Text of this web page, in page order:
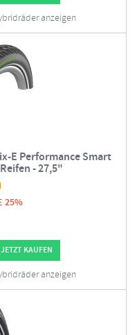
anzeigen
E Performance Smart
- 27,5"
25%
JETZT KAUFEN
anzeigen